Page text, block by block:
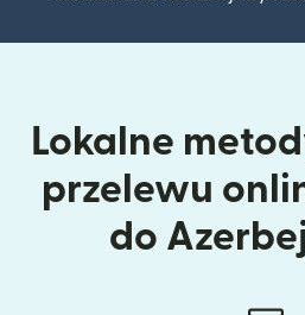
Lokalne
przelewu
do